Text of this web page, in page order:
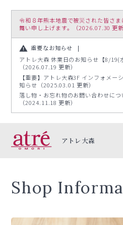
令和８年熊本地震で被災された皆さま
舞い申し上げます。（2026.07.30 更新
重要なお知らせ
アトレ大森 休業日のお知らせ【8/19(
（2026.07.19 更新）
【重要】アトレ大森3F インフォメー
知らせ（2025.03.01 更新）
落し物・お忘れ物のお問い合わせにつ
（2024.11.18 更新）
アトレ大森
Shop